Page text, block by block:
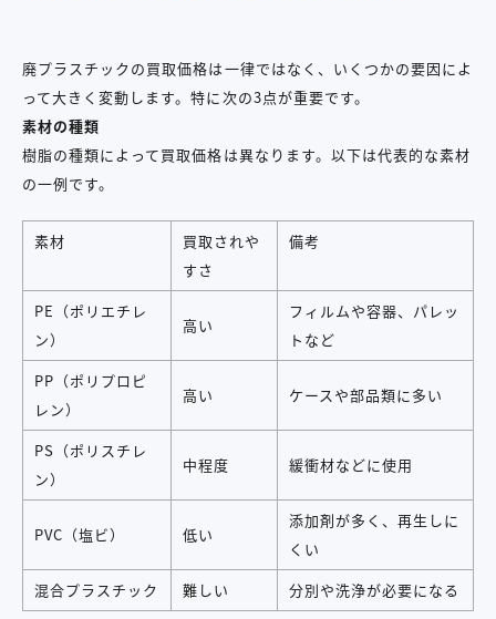
廃プラスチックの買取価格は一律ではなく、いくつかの要因によ
って大きく変動します。特に次の3点が重要です。
素材の種類
樹脂の種類によって買取価格は異なります。以下は代表的な素材
の一例です。
素材
買取されや
すさ
備考
PE（ポリエチレ
ン）
高い
フィルムや容器、パレッ
トなど
PP（ポリプロピ
レン）
高い ケースや部品類に多い
PS（ポリスチレ
ン）
中程度 緩衝材などに使用
PVC（塩ビ） 低い
添加剤が多く、再生しに
くい
混合プラスチック
難しい 分別や洗浄が必要になる